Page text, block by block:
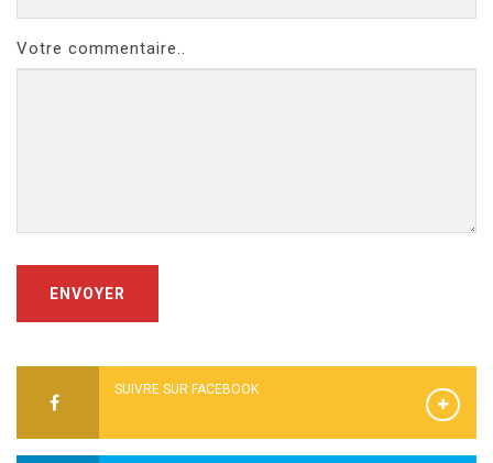
Votre commentaire..
ENVOYER
SUIVRE SUR FACEBOOK